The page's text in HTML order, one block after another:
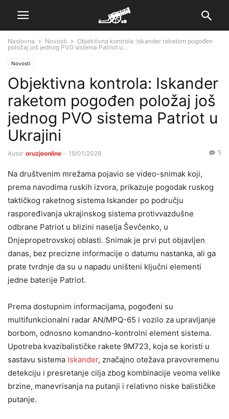
Naslovna Novosti
Objektivna kontrola: Iskander raketom pogođen
položaj još jednog PVO sistema Patriot u...
Novosti
Objektivna kontrola: Iskander
raketom pogođen položaj još
jednog PVO sistema Patriot u
Ukrajini
Autor oruzjeonline - 19/01/2026 5
Na društvenim mrežama pojavio se video-snimak koji,
prema navodima ruskih izvora, prikazuje pogodak ruskog
taktičkog raketnog sistema Iskander po području
raspoređivanja ukrajinskog sistema protivvazdušne
odbrane Patriot u blizini naselja Ševčenko, u
Dnjepropetrovskoj oblasti. Snimak je prvi put objavljen
danas, bez precizne informacije o datumu nastanka, ali ga
prate tvrdnje da su u napadu uništeni ključni elementi
jedne baterije Patriot.
Prema dostupnim informacijama, pogođeni su
multifunkcionalni radar AN/MPQ-65 i vozilo za upravljanje
borbom, odnosno komandno-kontrolni element sistema.
Upotreba kvazibalističke rakete 9M723, koja se koristi u
sastavu sistema Iskander, značajno otežava pravovremenu
detekciju i presretanje cilja zbog kombinacije veoma velike
brzine, manevrisanja na putanji i relativno niske balističke
putanje.